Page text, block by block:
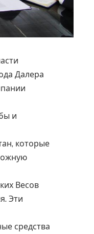
Далера
и
которые
Весов
Эти
средства